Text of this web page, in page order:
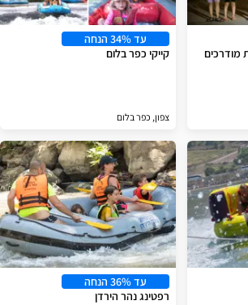
מודרכים
עד 34% הנחה
קייקי כפר בלום
צפון, כפר בלום
עד 36% הנחה
רפטינג נהר הירדן